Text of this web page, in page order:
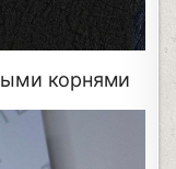
корнями